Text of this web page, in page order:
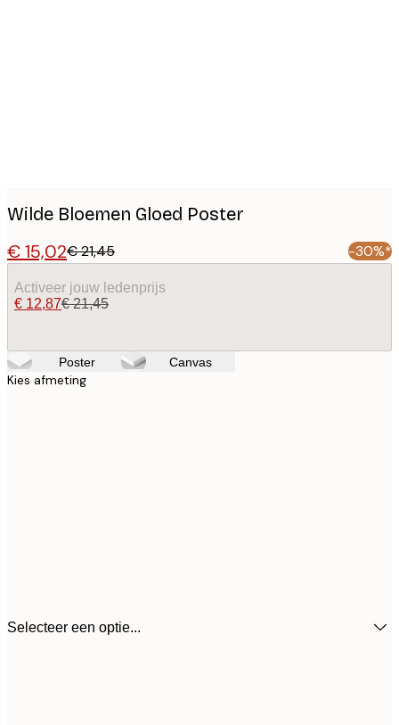
Wilde Bloemen Gloed Poster
€ 15,02€ 21,45 -30%*
Activeer jouw ledenprijs
€ 12,87€ 21,45
Poster Canvas
Kies afmeting
Selecteer een optie...